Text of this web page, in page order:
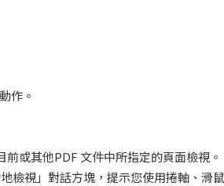
作。
或其他PDF 文件中所指定的頁面檢視。
檢視」對話方塊，提示您使用捲軸、滑鼠